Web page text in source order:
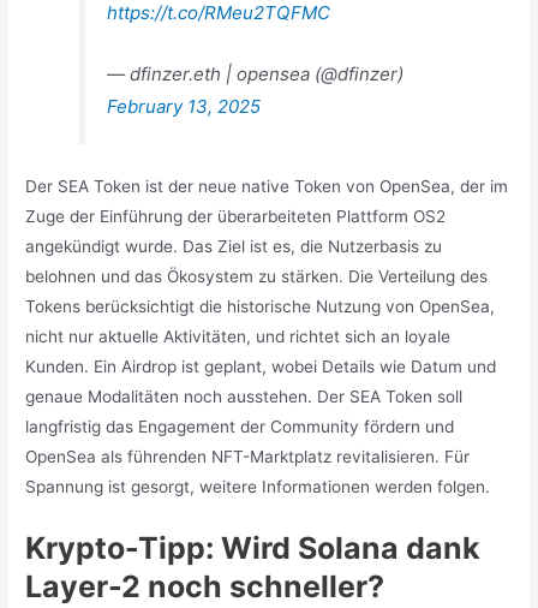
https://t.co/RMeu2TQFMC
— dfinzer.eth | opensea (@dfinzer)
February 13, 2025
Der SEA Token ist der neue native Token von OpenSea, der im
Zuge der Einführung der überarbeiteten Plattform OS2
angekündigt wurde. Das Ziel ist es, die Nutzerbasis zu
belohnen und das Ökosystem zu stärken. Die Verteilung des
Tokens berücksichtigt die historische Nutzung von OpenSea,
nicht nur aktuelle Aktivitäten, und richtet sich an loyale
Kunden. Ein Airdrop ist geplant, wobei Details wie Datum und
genaue Modalitäten noch ausstehen. Der SEA Token soll
langfristig das Engagement der Community fördern und
OpenSea als führenden NFT-Marktplatz revitalisieren. Für
Spannung ist gesorgt, weitere Informationen werden folgen.
Krypto-Tipp: Wird Solana dank
Layer-2 noch schneller?